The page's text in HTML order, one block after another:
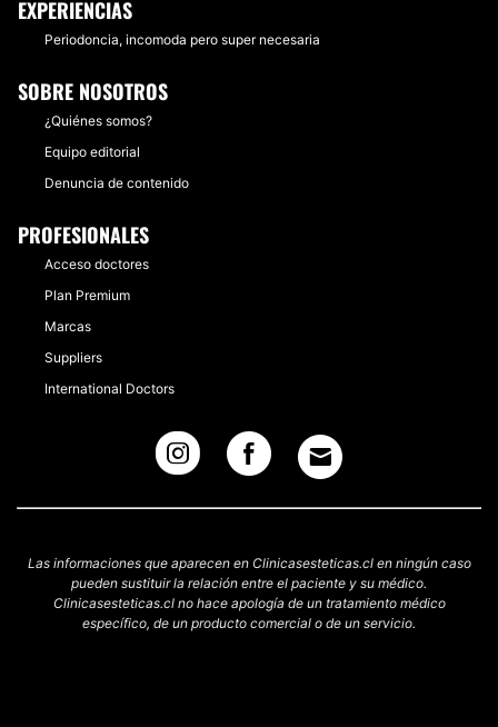
EXPERIENCIAS
Periodoncia, incomoda pero super necesaria
SOBRE NOSOTROS
¿Quiénes somos?
Equipo editorial
Denuncia de contenido
PROFESIONALES
Acceso doctores
Plan Premium
Marcas
Suppliers
International Doctors
Las informaciones que aparecen en Clinicasesteticas.cl en ningún caso
pueden sustituir la relación entre el paciente y su médico.
Clinicasesteticas.cl no hace apología de un tratamiento médico
específico, de un producto comercial o de un servicio.